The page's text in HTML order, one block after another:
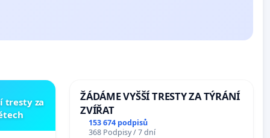
tresty za
ŽÁDÁME VYŠŠÍ TRESTY ZA TÝRÁNÍ
ZVÍŘAT
153 674 podpisů
368 Podpisy / 7 dní